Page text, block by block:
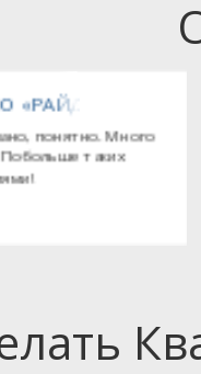
МП
дана доходчиво, со
на документы